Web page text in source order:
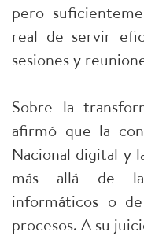
pero
real de servir
sesiones y
Sobre la
afirmó que la
Nacional digital y
más allá de la
informáticos o
procesos. A su